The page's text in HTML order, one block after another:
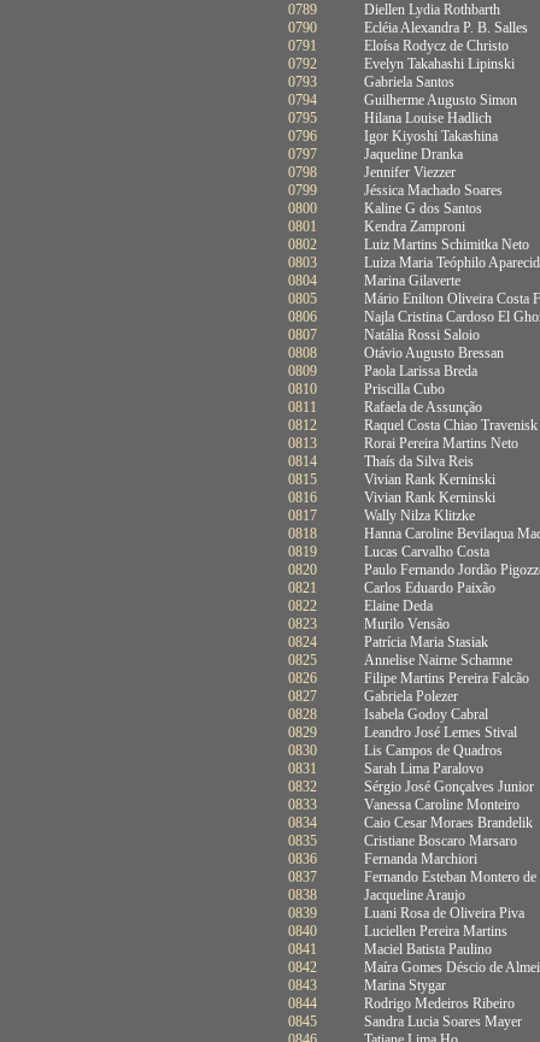
0789
Diellen Lydia Rothbarth
0790
Ecléia Alexandra P. B. Salles
0791
Eloísa Rodycz de Christo
0792
Evelyn Takahashi Lipinski
0793
Gabriela Santos
0794
Guilherme Augusto Simon
0795
Hilana Louise Hadlich
0796
Igor Kiyoshi Takashina
0797
Jaqueline Dranka
0798
Jennifer Viezzer
0799
Jéssica Machado Soares
0800
Kaline G dos Santos
0801
Kendra Zamproni
0802
Luiz Martins Schimitka Neto
0803
Luiza Maria Teóphilo
0804
Marina Gilaverte
0805
Mário Enilton Oliveira Costa
0806
Najla Cristina Cardoso El
0807
Natália Rossi Saloio
0808
Otávio Augusto Bressan
0809
Paola Larissa Breda
0810
Priscilla Cubo
0811
Rafaela de Assunção
0812
Raquel Costa Chiao Travenisk
0813
Rorai Pereira Martins Neto
0814
Thaís da Silva Reis
0815
Vivian Rank Kerninski
0816
Vivian Rank Kerninski
0817
Wally Nilza Klitzke
0818
Hanna Caroline Bevilaqua
0819
Lucas Carvalho Costa
0820
Paulo Fernando Jordão
0821
Carlos Eduardo Paixão
0822
Elaine Deda
0823
Murilo Vensão
0824
Patrícia Maria Stasiak
0825
Annelise Nairne Schamne
0826
Filipe Martins Pereira Falcão
0827
Gabriela Polezer
0828
Isabela Godoy Cabral
0829
Leandro José Lemes Stival
0830
Lis Campos de Quadros
0831
Sarah Lima Paralovo
0832
Sérgio José Gonçalves Junior
0833
Vanessa Caroline Monteiro
0834
Caio Cesar Moraes Brandelik
0835
Cristiane Boscaro Marsaro
0836
Fernanda Marchiori
0837
Fernando Esteban Montero
0838
Jacqueline Araujo
0839
Luani Rosa de Oliveira Piva
0840
Luciellen Pereira Martins
0841
Maciel Batista Paulino
0842
Maíra Gomes Déscio de
0843
Marina Stygar
0844
Rodrigo Medeiros Ribeiro
0845
Sandra Lucia Soares Mayer